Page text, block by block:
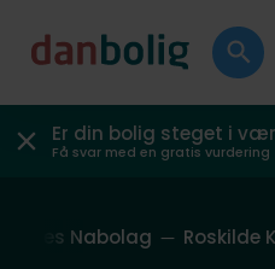
Er din bolig steget i
Få svar med en gratis vurdering
Vores Nabolag Roskilde